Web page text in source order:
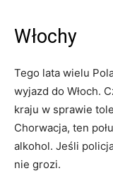
Włochy
Tego lata wielu
wyjazd do Włoch.
kraju w sprawie
Chorwacja, ten
alkohol. Jeśli
nie grozi.